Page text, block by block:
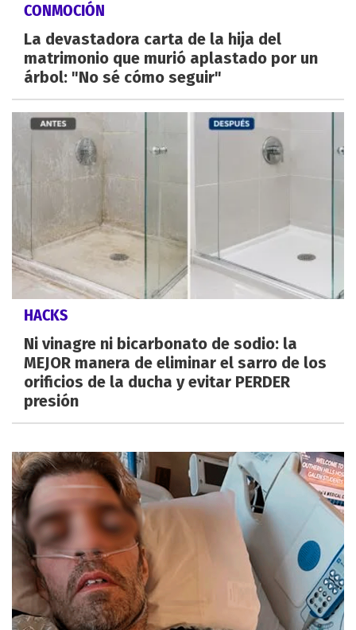
CONMOCIÓN
La devastadora carta de la hija del
matrimonio que murió aplastado por un
árbol: "No sé cómo seguir"
HACKS
Ni vinagre ni bicarbonato de sodio: la
MEJOR manera de eliminar el sarro de los
orificios de la ducha y evitar PERDER
presión